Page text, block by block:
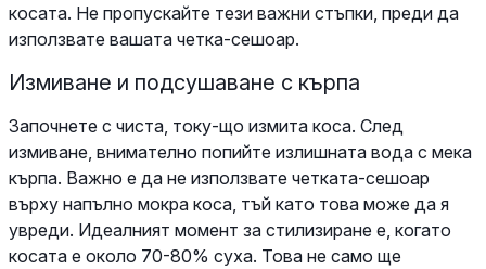
косата. Не пропускайте тези важни стъпки, преди да
използвате вашата четка-сешоар.
Измиване и подсушаване с кърпа
Започнете с чиста, току-що измита коса. След
измиване, внимателно попийте излишната вода с мека
кърпа. Важно е да не използвате четката-сешоар
върху напълно мокра коса, тъй като това може да я
увреди. Идеалният момент за стилизиране е, когато
косата е около 70-80% суха. Това не само ще